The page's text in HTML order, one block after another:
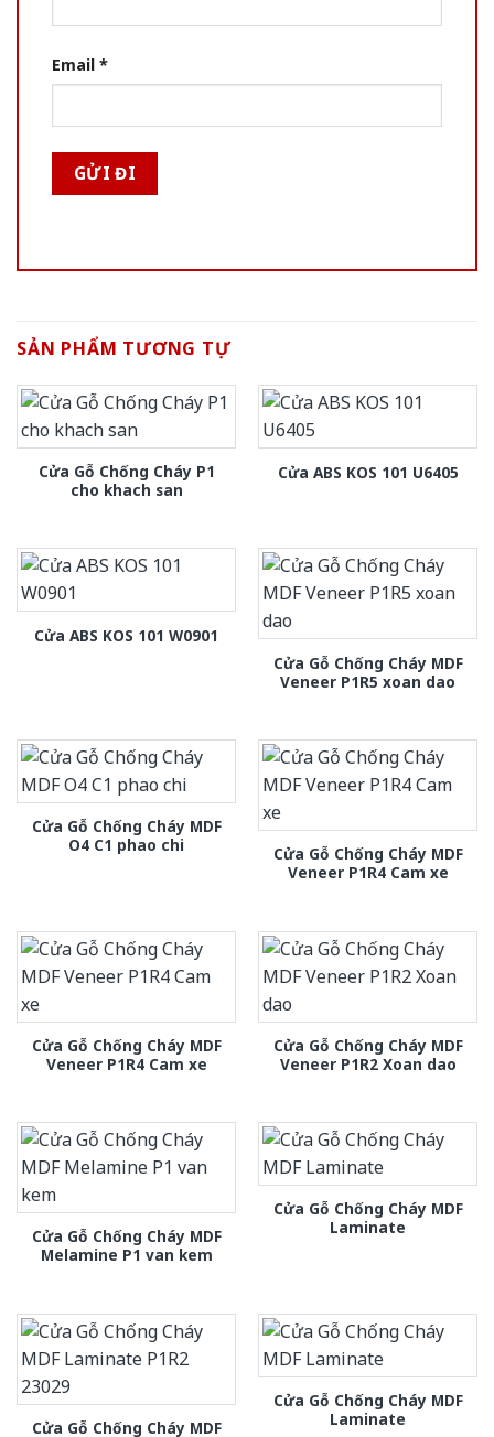
Email *
SẢN PHẨM TƯƠNG TỰ
Cửa Gỗ Chống Cháy P1
cho khach san
Cửa ABS KOS 101 U6405
Cửa ABS KOS 101 W0901
Cửa Gỗ Chống Cháy MDF
Veneer P1R5 xoan dao
Cửa Gỗ Chống Cháy MDF
O4 C1 phao chi
Cửa Gỗ Chống Cháy MDF
Veneer P1R4 Cam xe
Cửa Gỗ Chống Cháy MDF
Veneer P1R4 Cam xe
Cửa Gỗ Chống Cháy MDF
Veneer P1R2 Xoan dao
Cửa Gỗ Chống Cháy MDF
Melamine P1 van kem
Cửa Gỗ Chống Cháy MDF
Laminate
Cửa Gỗ Chống Cháy MDF
Cửa Gỗ Chống Cháy MDF
Laminate